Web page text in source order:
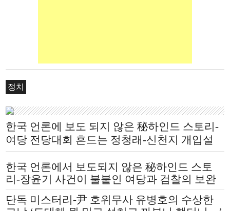
정치
한국 언론에 보도 되지 않은 秘하인드 스토리-
여당 전당대회 흔드는 정청래-신천지 개입설
논란
한국 언론에서 보도되지 않은 秘하인드 스토
리-장윤기 사건이 불붙인 여당과 검찰의 보완
수사권 전쟁
단독 미스터리-尹 호위무사 유병호의 수상한